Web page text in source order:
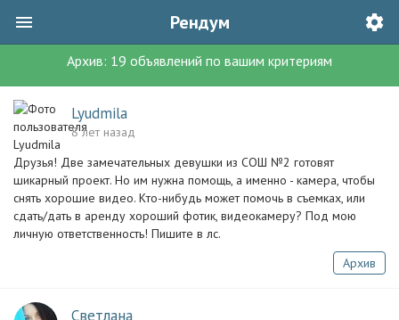
Рендум
Архив: 19 объявлений по вашим критериям
Lyudmila
8 лет назад
Друзья! Две замечательных девушки из СОШ №2 готовят
шикарный проект. Но им нужна помощь, а именно - камера, чтобы
снять хорошие видео. Кто-нибудь может помочь в съемках, или
сдать/дать в аренду хороший фотик, видеокамеру? Под мою
личную ответственность! Пишите в лс.
Архив
Светлана